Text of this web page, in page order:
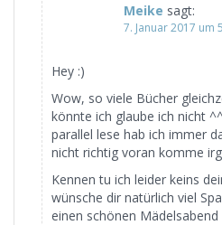
Meike sagt:
7. Januar 2017 um
Hey :)
Wow, so viele Bücher
könnte ich glaube ich nicht
parallel lese hab ich immer
nicht richtig voran komme
Kennen tu ich leider keins
wünsche dir natürlich viel
einen schönen Mädelsabend